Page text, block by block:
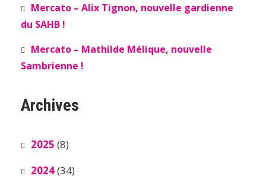
Mercato – Alix Tignon, nouvelle gardienne
du SAHB !
Mercato – Mathilde Mélique, nouvelle
Sambrienne !
Archives
2025 (8)
2024(34)